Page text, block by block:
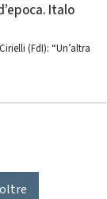
Italo
(FdI): “Un’altra
oltre